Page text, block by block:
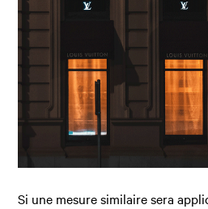
Si une mesure similaire sera